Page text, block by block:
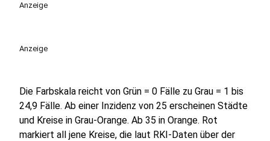
Anzeige
Anzeige
Die Farbskala reicht von Grün = 0 Fälle zu Grau = 1 bis
24,9 Fälle. Ab einer Inzidenz von 25 erscheinen Städte
und Kreise in Grau-Orange. Ab 35 in Orange. Rot
markiert all jene Kreise, die laut RKI-Daten über der